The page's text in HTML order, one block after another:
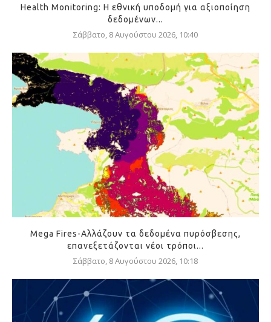
Health Monitoring: Η εθνική υποδομή για αξιοποίηση
δεδομένων...
Σάββατο, 8 Αυγούστου 2026, 10:40
Mega Fires-Αλλάζουν τα δεδομένα πυρόσβεσης,
επανεξετάζονται νέοι τρόποι...
Σάββατο, 8 Αυγούστου 2026, 10:18